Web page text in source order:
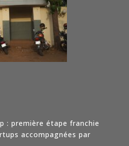
: première étape franchie
accompagnées par